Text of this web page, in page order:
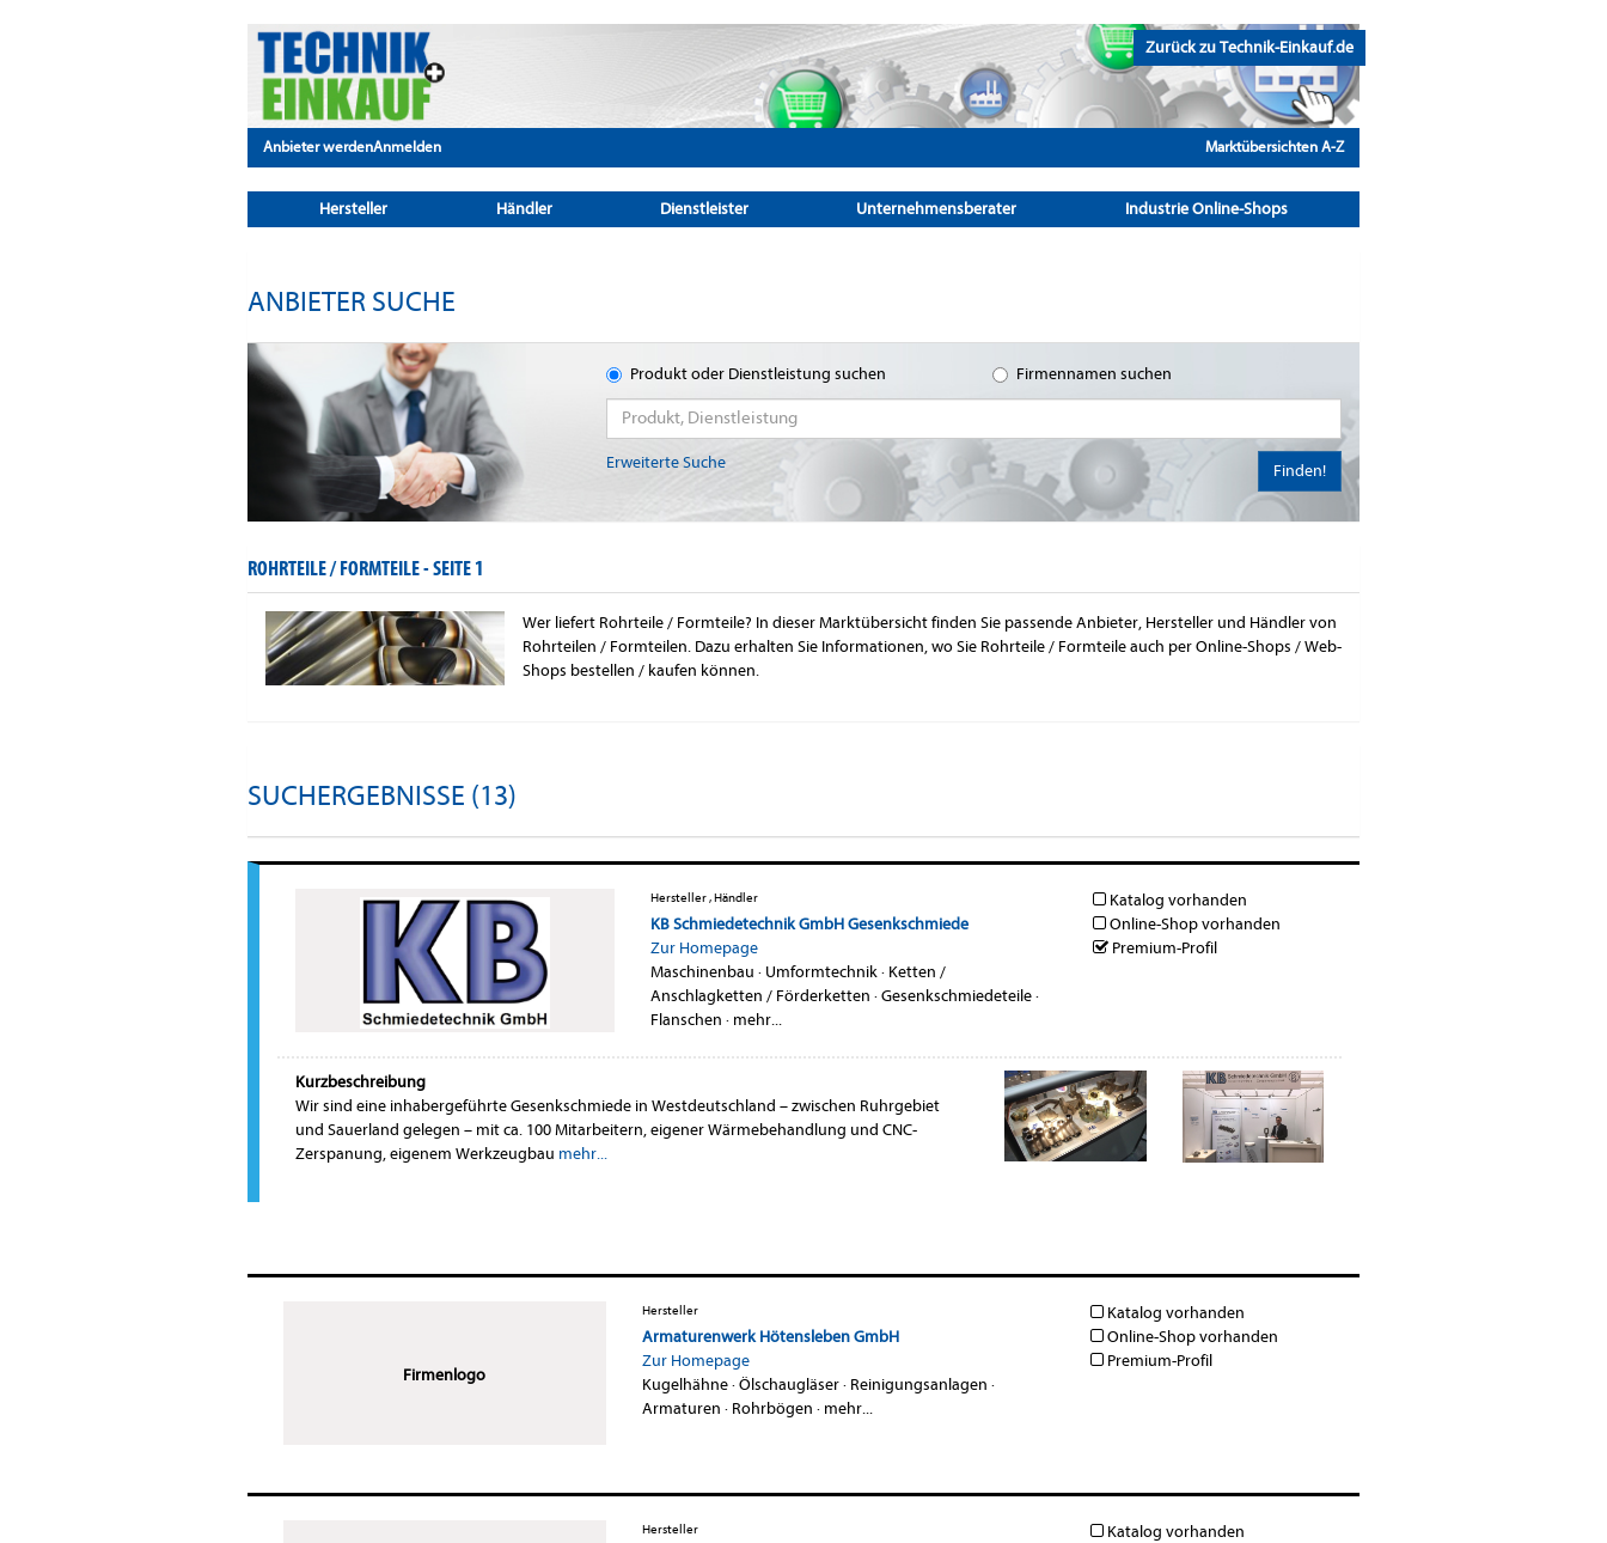
Zurück zu Technik-Einkauf.de
Anbieter werdenAnmelden Marktübersichten A-Z
Hersteller Händler Dienstleister Unternehmensberater Industrie Online-Shops
ANBIETER SUCHE
Produkt oder Dienstleistung suchen Firmennamen suchen
Erweiterte Suche Finden!
ROHRTEILE / FORMTEILE -SEITE 1
Wer liefert Rohrteile / Formteile? In dieser Marktübersicht finden Sie passende Anbieter, Hersteller und Händler von
Rohrteilen / Formteilen. Dazu erhalten Sie Informationen, wo Sie Rohrteile / Formteile auch per Online-Shops / Web-
Shops bestellen / kaufen können.
SUCHERGEBNISSE (13)
Hersteller , Händler
KB Schmiedetechnik GmbH Gesenkschmiede
Zur Homepage
Maschinenbau · Umformtechnik· Ketten /
Anschlagketten / Förderketten ·Gesenkschmiedeteile·
Flanschen · mehr...
Katalog vorhanden
Online-Shop vorhanden
Premium-Profil
Kurzbeschreibung
Wir sind eine inhabergeführte Gesenkschmiede in Westdeutschland – zwischen Ruhrgebiet
und Sauerland gelegen – mit ca. 100 Mitarbeitern, eigener Wärmebehandlung und CNC-
Zerspanung, eigenem Werkzeugbau mehr...
Firmenlogo
Hersteller
Armaturenwerk Hötensleben GmbH
Zur Homepage
Kugelhähne·Ölschaugläser· Reinigungsanlagen ·
Armaturen · Rohrbögen · mehr...
Katalog vorhanden
Online-Shop vorhanden
Premium-Profil
Hersteller
Katalog vorhanden